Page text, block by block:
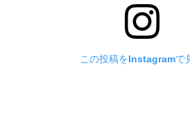
この投稿をInstagramで